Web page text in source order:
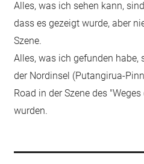
Alles, was ich sehen kann,
dass es gezeigt wurde, aber
Szene.
Alles, was ich gefunden habe,
der Nordinsel (Putangirua-
Road in der Szene des
wurden.